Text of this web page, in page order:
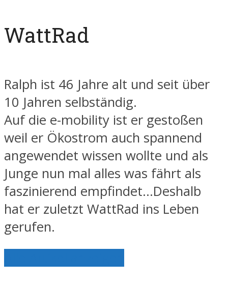
WattRad
Ralph ist 46 Jahre alt und seit über
10 Jahren selbständig.
Auf die e-mobility ist er gestoßen
weil er Ökostrom auch spannend
angewendet wissen wollte und als
Junge nun mal alles was fährt als
faszinierend empfindet…Deshalb
hat er zuletzt WattRad ins Leben
gerufen.